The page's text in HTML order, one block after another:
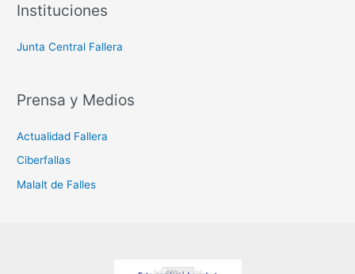
Instituciones
Junta Central Fallera
Prensa y Medios
Actualidad Fallera
Ciberfallas
Malalt de Falles